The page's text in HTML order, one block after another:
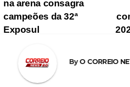
na arena consagra
campeões da 32ª
Exposul
ByO CORREIO